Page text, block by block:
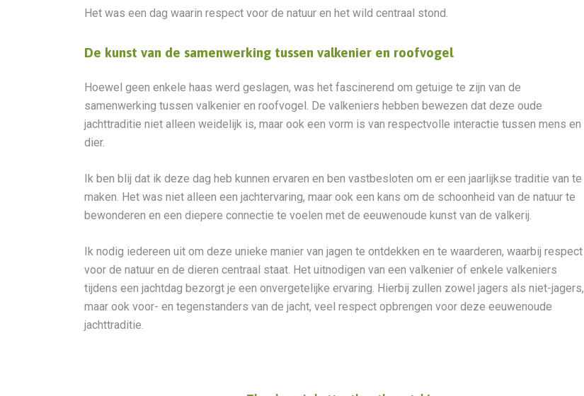
Het was een dag waarin respect voor de natuur en het wild centraal stond.
De kunst van de samenwerking tussen valkenier en roofvogel
Hoewel geen enkele haas werd geslagen, was het fascinerend om getuige te zijn van de
samenwerking tussen valkenier en roofvogel. De valkeniers hebben bewezen dat deze oude
jachttraditie niet alleen weidelijk is, maar ook een vorm is van respectvolle interactie tussen mens en
dier.
Ik ben blij dat ik deze dag heb kunnen ervaren en ben vastbesloten om er een jaarlijkse traditie van te
maken. Het was niet alleen een jachtervaring, maar ook een kans om de schoonheid van de natuur te
bewonderen en een diepere connectie te voelen met de eeuwenoude kunst van de valkerij.
Ik nodig iedereen uit om deze unieke manier van jagen te ontdekken en te waarderen, waarbij respect
voor de natuur en de dieren centraal staat. Het uitnodigen van een valkenier of enkele valkeniers
tijdens een jachtdag bezorgt je een onvergetelijke ervaring. Hierbij zullen zowel jagers als niet-jagers,
maar ook voor- en tegenstanders van de jacht, veel respect opbrengen voor deze eeuwenoude
jachttraditie.